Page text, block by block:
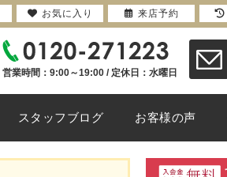
営業時間：9:00～19:00 / 定休日：水曜日
スタッフブログ お客様の声
お気に入り 来店予約